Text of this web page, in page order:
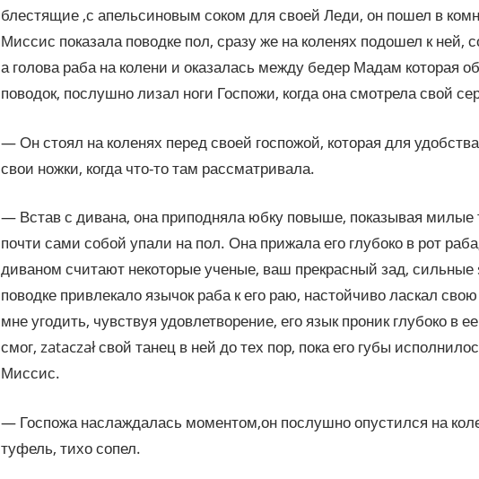
блестящие ,с апельсиновым соком для своей Леди, он пошел в
Миссис показала поводке пол, сразу же на коленях подошел к ней,
а голова раба на колени и оказалась между бедер Мадам которая
поводок, послушно лизал ноги Госпожи, когда она смотрела свой
— Он стоял на коленях перед своей госпожой, которая для
свои ножки, когда что-то там рассматривала.
— Встав с дивана, она приподняла юбку повыше, показывая милые
почти сами собой упали на пол. Она прижала его глубоко в рот
диваном считают некоторые ученые, ваш прекрасный зад,
поводке привлекало язычок раба к его раю, настойчиво ласкал
мне угодить, чувствуя удовлетворение, его язык проник глубоко в
смог, zataczał свой танец в ней до тех пор, пока его губы
Миссис.
— Госпожа наслаждалась моментом,он послушно опустился на
туфель, тихо сопел.